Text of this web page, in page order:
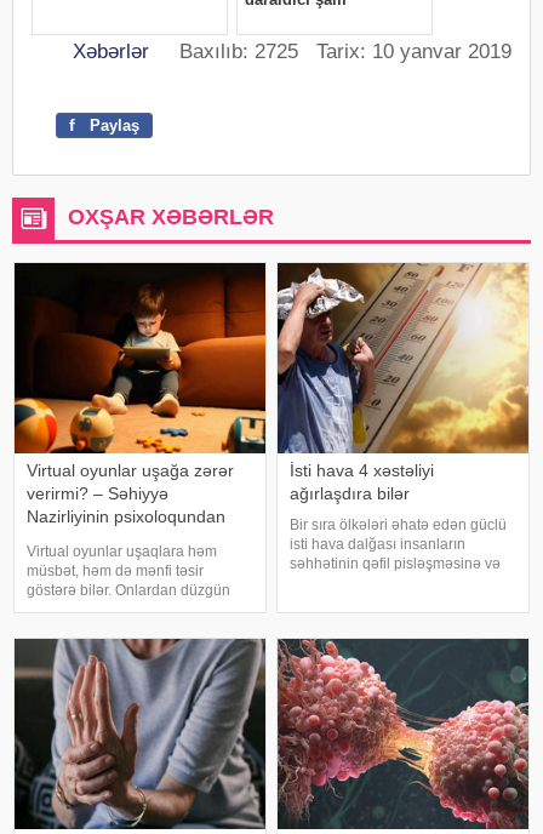
Xəbərlər Baxılıb: 2725 Tarix: 10 yanvar 2019
f Paylaş
OXŞAR XƏBƏRLƏR
Virtual oyunlar uşağa zərər
verirmi? – Səhiyyə
Nazirliyinin psixoloqundan
Virtual oyunlar uşaqlara həm
müsbət, həm də mənfi təsir
göstərə bilər. Onlardan düzgün
rejimdə istifadə edildikdə zehni
artıq oynanılması fiziki və psixoloji
problemlərə səbəb ola bilər
İsti hava 4 xəstəliyi
ağırlaşdıra bilər
Bir sıra ölkələri əhatə edən güclü
isti hava dalğası insanların
səhhətinin qəfil pisləşməsinə və
günvurma riski yaratmır. xarici
mediay